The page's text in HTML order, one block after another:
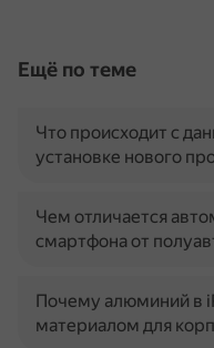
Ещё по теме
Что происходит с
установке нового
Чем отличается
смартфона от
Почему алюминий в
материалом для